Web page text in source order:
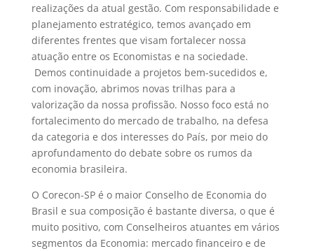
realizações da atual gestão. Com responsabilidade e
planejamento estratégico, temos avançado em
diferentes frentes que visam fortalecer nossa
atuação entre os Economistas e na sociedade.
Demos continuidade a projetos bem-sucedidos e,
com inovação, abrimos novas trilhas para a
valorização da nossa profissão. Nosso foco está no
fortalecimento do mercado de trabalho, na defesa
da categoria e dos interesses do País, por meio do
aprofundamento do debate sobre os rumos da
economia brasileira.
O Corecon-SP é o maior Conselho de Economia do
Brasil e sua composição é bastante diversa, o que é
muito positivo, com Conselheiros atuantes em vários
segmentos da Economia: mercado financeiro e de